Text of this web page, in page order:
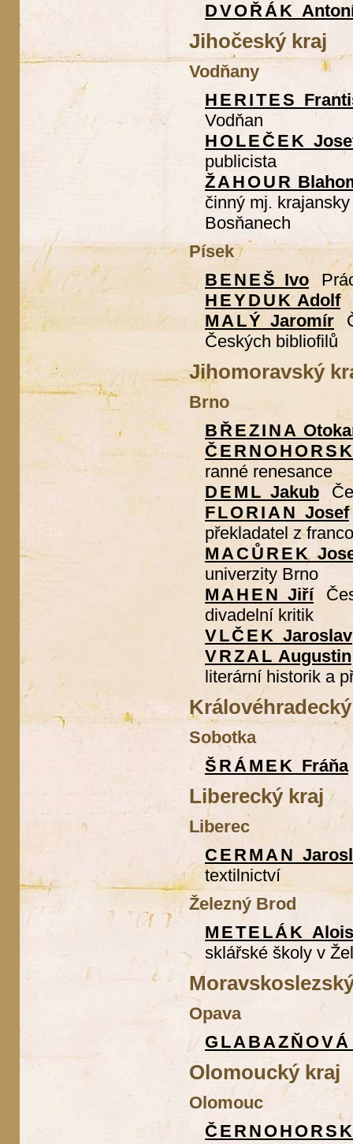
DVOŘÁK
Jihočeský kraj
Vodňany
HERITES
Vodňan
HOLEČEK
publicista
ŽAHOUR
činný mj.
Bosňanech
Písek
BENEŠ Ivo
HEYDUK Adolf
MALÝ Jaromír
Českých bibliofilů
Jihomoravský
Brno
BŘEZINA
ranné renesance
DEML Jakub
FLORIAN Josef
překladatel z
MACŮREK
univerzity Brno
MAHEN Jiří
divadelní kritik
VLČEK Jaroslav
VRZAL Augustin
literární historik a
Sobotka
ŠRÁMEK Fráňa
Liberecký kraj
Liberec
CERMAN
textilnictví
Železný Brod
METELÁK Alois
sklářské školy v
Opava
Olomoucký kraj
Olomouc